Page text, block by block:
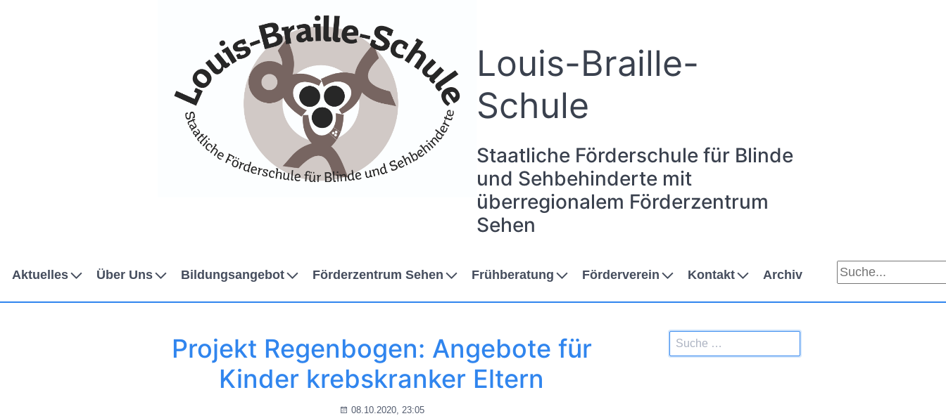
Louis-Braille-
Schule
Staatliche Förderschule für Blinde
und Sehbehinderte mit
überregionalem Förderzentrum
Sehen
Aktuelles Über Uns Bildungsangebot Förderzentrum Sehen Frühberatung Förderverein Kontakt Archiv
Projekt Regenbogen: Angebote für
Kinder krebskranker Eltern
08.10.2020, 23:05